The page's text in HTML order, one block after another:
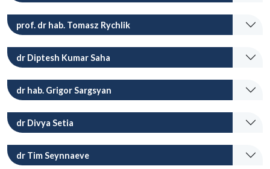
prof. dr hab. Tomasz Rychlik
dr Diptesh Kumar Saha
dr hab. Grigor Sargsyan
dr Divya Setia
dr Tim Seynnaeve